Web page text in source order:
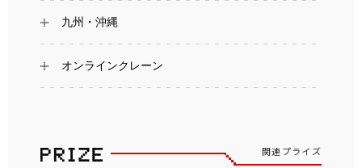
九州・沖縄
オンラインクレーン
関連プライズ